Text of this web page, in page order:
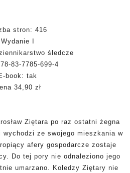
stron: 416
Wydanie I
śledcze
83-7785-699-4
book: tak
34,90 zł
Ziętara po raz ostatni żegna
ze swojego mieszkania w
afery gospodarcze zostaje
Do tej pory nie odnaleziono jego
umarzano. Koledzy Ziętary nie